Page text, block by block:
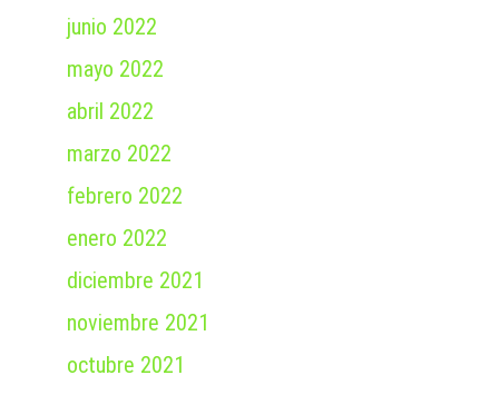
junio 2022
mayo 2022
abril 2022
marzo 2022
febrero 2022
enero 2022
diciembre 2021
noviembre 2021
octubre 2021